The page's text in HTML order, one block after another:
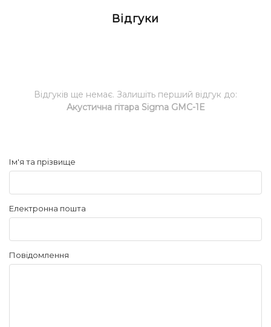
Відгуки
Відгуків ще немає. Залишіть перший відгук до:
Акустична гітара Sigma GMC-1E
Ім'я та прізвище
Електронна пошта
Повідомлення